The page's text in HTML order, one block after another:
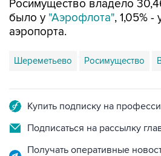
Росимущество владело
было у "Аэрофлота", 1,05%
аэропорта.
Шереметьево Росимущество
Купить подписку на
Подписаться на рассылку
Получать оперативные